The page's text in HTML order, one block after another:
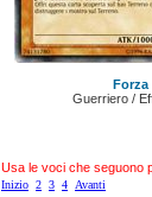
Forza
Guerriero /
Usa le voci che seguono
Inizio 2 3 4 Avanti